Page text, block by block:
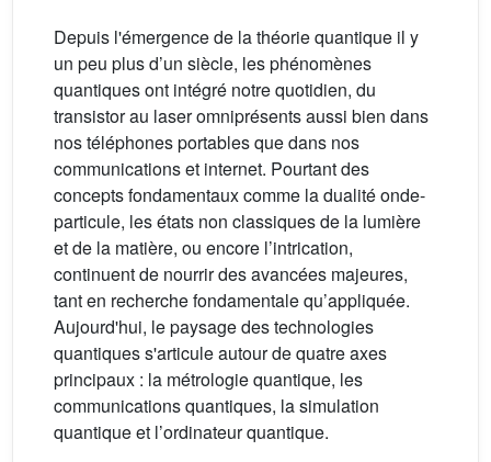
Depuis l'émergence de la théorie quantique il y
un peu plus d’un siècle, les phénomènes
quantiques ont intégré notre quotidien, du
transistor au laser omniprésents aussi bien dans
nos téléphones portables que dans nos
communications et internet. Pourtant des
concepts fondamentaux comme la dualité onde-
particule, les états non classiques de la lumière
et de la matière, ou encore l’intrication,
continuent de nourrir des avancées majeures,
tant en recherche fondamentale qu’appliquée.
Aujourd'hui, le paysage des technologies
quantiques s'articule autour de quatre axes
principaux : la métrologie quantique, les
communications quantiques, la simulation
quantique et l’ordinateur quantique.